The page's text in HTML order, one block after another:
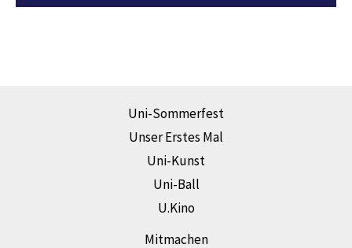
Uni-Sommerfest
Unser Erstes Mal
Uni-Kunst
Uni-Ball
U.Kino
Mitmachen